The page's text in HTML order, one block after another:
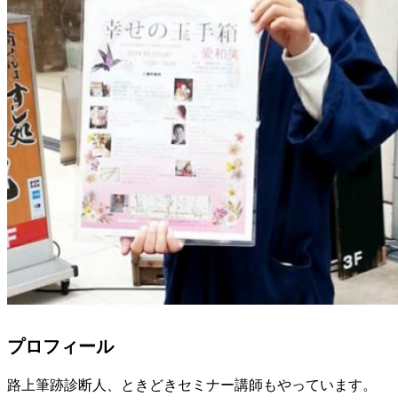
プロフィール
路上筆跡診断人、ときどきセミナー講師もやっています。